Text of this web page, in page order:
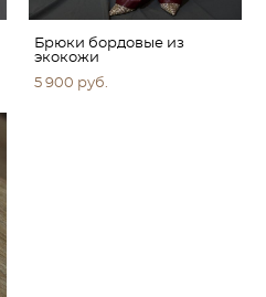
Брюки бордовые из
экокожи
5 900 pуб.